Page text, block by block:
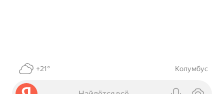
+21° Колумбус